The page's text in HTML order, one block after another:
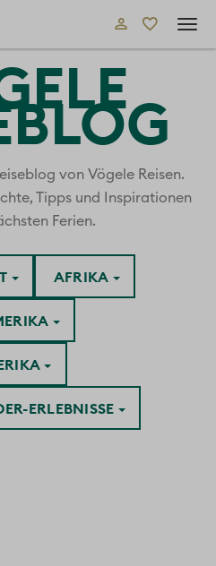
von Vögele Reisen.
Tipps und Inspirationen
Ferien.
AFRIKA
ERLEBNISSE